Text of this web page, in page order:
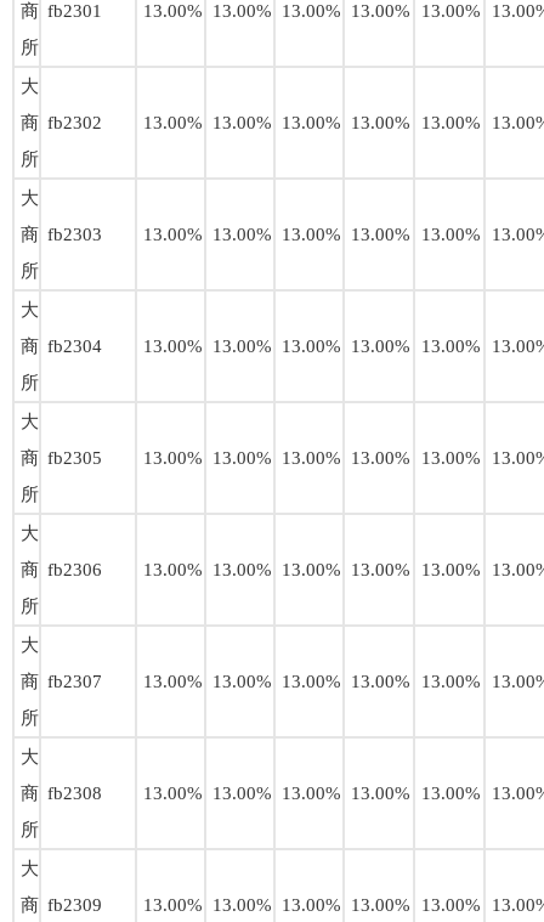
商
所
fb2301 13.00% 13.00% 13.00% 13.00% 13.00%
大
商
所
fb2302 13.00% 13.00% 13.00% 13.00% 13.00%
大
商
所
fb2303 13.00% 13.00% 13.00% 13.00% 13.00%
大
商
所
fb2304 13.00% 13.00% 13.00% 13.00% 13.00%
大
商
所
fb2305 13.00% 13.00% 13.00% 13.00% 13.00%
大
商
所
fb2306 13.00% 13.00% 13.00% 13.00% 13.00%
大
商
所
fb2307 13.00% 13.00% 13.00% 13.00% 13.00%
大
商
所
fb2308 13.00% 13.00% 13.00% 13.00% 13.00%
大
商 fb2309 13.00% 13.00% 13.00% 13.00% 13.00%